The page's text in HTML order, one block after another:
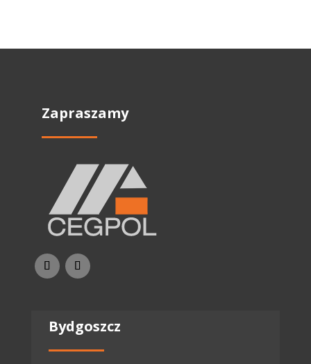
Zapraszamy
Bydgoszcz